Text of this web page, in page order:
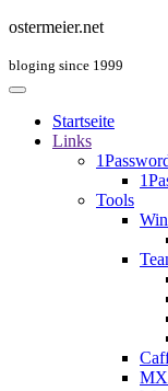
ostermeier.net
bloging since 1999
Startseite
Links
Tools